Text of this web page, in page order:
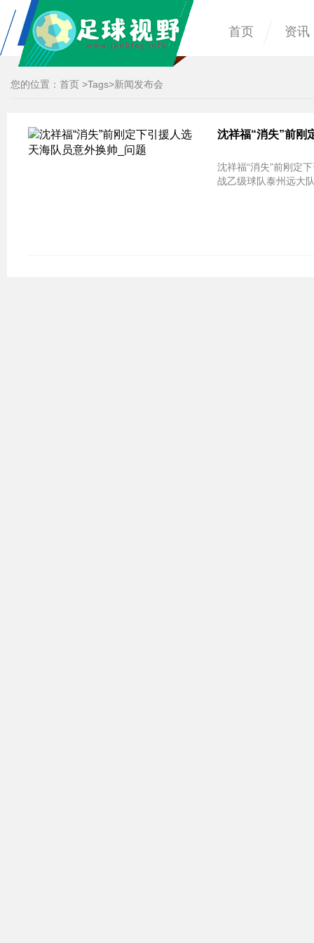
首页 资讯
您的位置： 首页 >Tags>新闻发布会
沈祥福“消失”前刚
沈祥福“消失”前刚定
战乙级球队泰州远大